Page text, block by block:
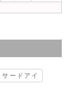
サードアイ